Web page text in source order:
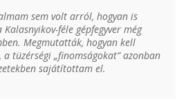
sem volt arról, hogyan is
féle gépfegyver még
Megmutatták, hogyan kell
tüzérségi „finomságokat” azonban
sajátítottam el.